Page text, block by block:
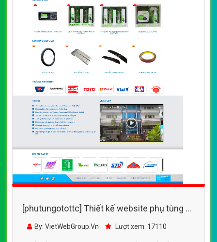
[phutungotottc] Thiết kế website phụ tùng ô
tô nam bắc đẹp, chuyên nghiệp chuẩn SEO
By: VietWebGroup.Vn Lượt xem: 17110